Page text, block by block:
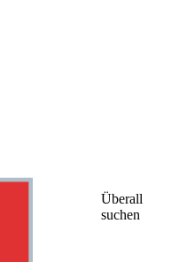
Überall
suchen